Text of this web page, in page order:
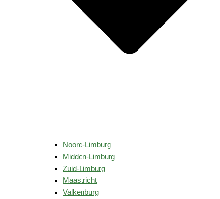
Noord-Limburg
Midden-Limburg
Zuid-Limburg
Maastricht
Valkenburg